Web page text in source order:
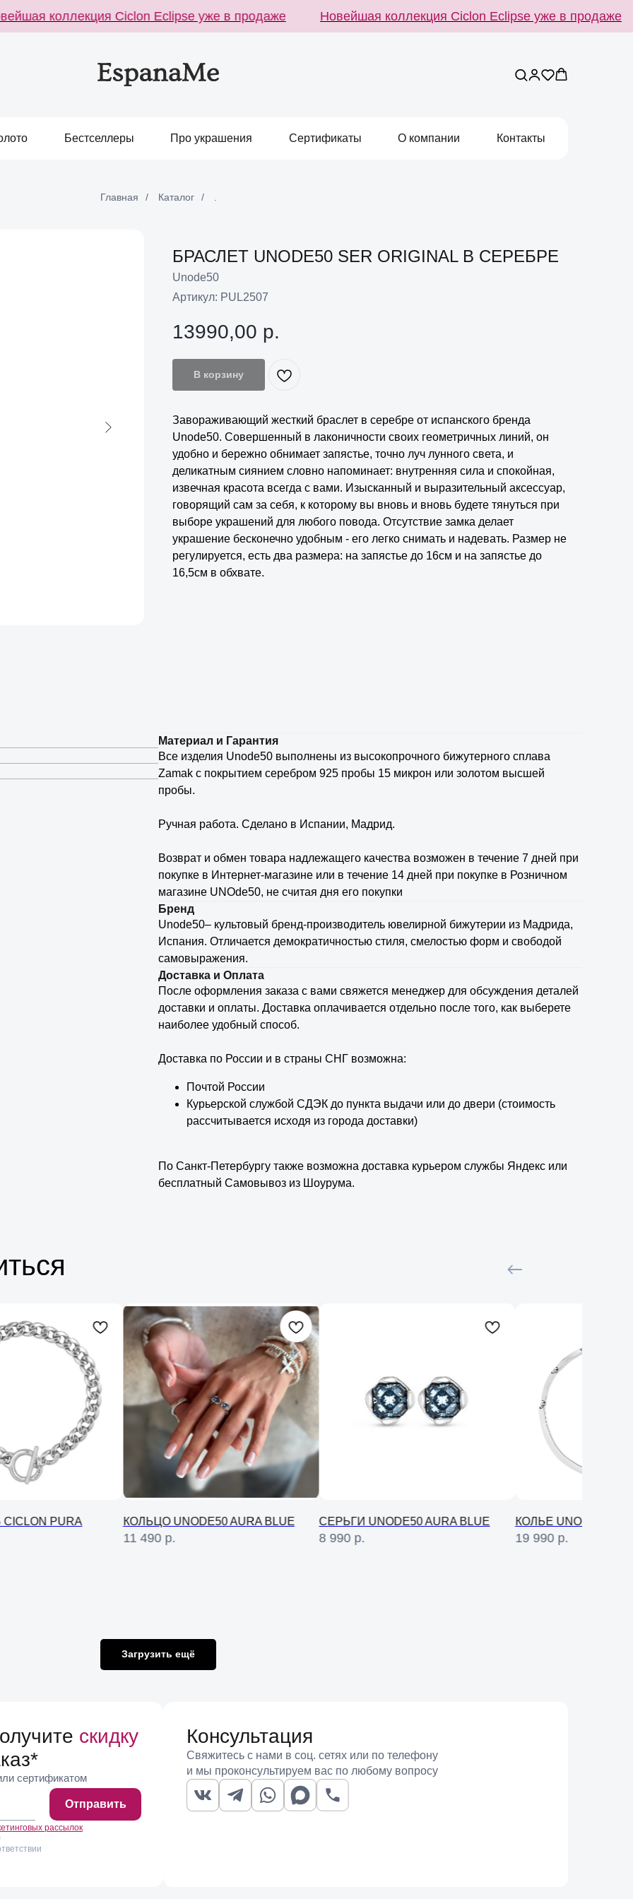
коллекция Ciclon Eclipse уже в продаже Новейшая коллекция Ciclon Eclipse уже в продаже
Бестселлеры Про украшения Сертификаты О компании Контакты
Главная / Каталог /
БРАСЛЕТ UNODE50 SER ORIGINAL В СЕРЕБРЕ
Unode50
Артикул: PUL2507
13990,00 р.
В корзину
Завораживающий жесткий браслет в серебре от испанского бренда
Unode50. Совершенный в лаконичности своих геометричных линий, он
удобно и бережно обнимает запястье, точно луч лунного света, и
деликатным сиянием словно напоминает: внутренняя сила и спокойная,
извечная красота всегда с вами. Изысканный и выразительный аксессуар,
говорящий сам за себя, к которому вы вновь и вновь будете тянуться при
выборе украшений для любого повода. Отсутствие замка делает
украшение бесконечно удобным - его легко снимать и надевать. Размер не
регулируется, есть два размера: на запястье до 16см и на запястье до
16,5см в обхвате.
Материал и Гарантия
Все изделия Unode50 выполнены из высокопрочного бижутерного сплава
Zamak с покрытием серебром 925 пробы 15 микрон или золотом высшей
пробы.
Ручная работа. Сделано в Испании, Мадрид.
Возврат и обмен товара надлежащего качества возможен в течение 7 дней при
покупке в Интернет-магазине или в течение 14 дней при покупке в Розничном
магазине UNOde50, не считая дня его покупки
Бренд
Unode50– культовый бренд-производитель ювелирной бижутерии из Мадрида,
Испания. Отличается демократичностью стиля, смелостью форм и свободой
самовыражения.
Доставка и Оплата
После оформления заказа с вами свяжется менеджер для обсуждения деталей
доставки и оплаты. Доставка оплачивается отдельно после того, как выберете
наиболее удобный способ.
Доставка по России и в страны СНГ возможна:
Почтой России
Курьерской службой СДЭК до пункта выдачи или до двери (стоимость
рассчитывается исходя из города доставки)
По Санкт-Петербургу также возможна доставка курьером службы Яндекс или
бесплатный Самовывоз из Шоурума.
PURA КОЛЬЦО UNODE50 AURA BLUE
11 490 р.
СЕРЬГИ UNODE50 AURA BLUE
8 990 р.
КОЛЬЕ UNODE50
19 990 р.
Загрузить ещё
скидку
*
сертификатом
рассылок
Отправить
Консультация
Свяжитесь с нами в соц. сетях или по телефону
и мы проконсультируем вас по любому вопросу